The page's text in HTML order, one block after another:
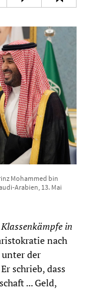
Mohammed bin
Arabien, 13. Mai
in
nach
der
schrieb, dass
... Geld,